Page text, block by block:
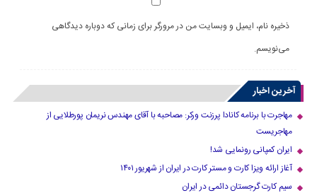
ذخیره نام، ایمیل و وبسایت من در مرورگر برای زمانی که دوباره دیدگاهی
می‌نویسم.
آخرین اخبار
مهاجرت با برنامه کانادا پرزنت ورکر: مصاحبه با آقای مهندس نریمان پورطلایی از
مهاجریست
ایران کمپانی رونمایی شد!
آغاز ارائه ویزا کارت و مستر کارت در ایران از شهریور ۱۴۰۱
سیم کارت گرجستان دائمی در ایران